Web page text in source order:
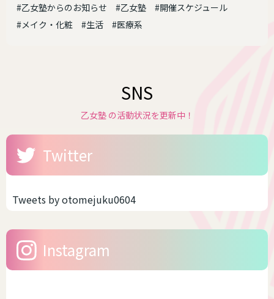
#乙女塾からのお知らせ #乙女塾
#開催スケジュール
#メイク・化粧
#生活 #医療系
SNS
乙女塾 の活動状況を更新中！
Twitter
Tweets by otomejuku0604
Instagram